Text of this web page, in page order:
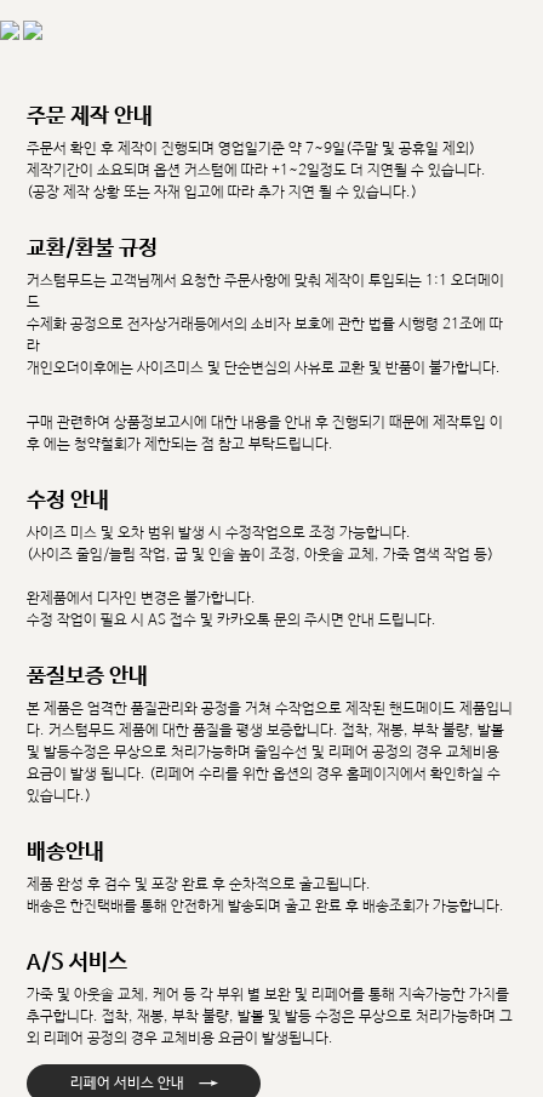
주문 제작 안내
주문서 확인 후 제작이 진행되며 영업일기준 약 7~9일(주말 및 공휴일 제외)
제작기간이 소요되며 옵션 커스텀에 따라 +1~2일정도 더 지연될 수 있습니다.
(공장 제작 상황 또는 자재 입고에 따라 추가 지연 될 수 있습니다.)
교환/환불 규정
커스텀무드는 고객님께서 요청한 주문사항에 맞춰 제작이 투입되는 1:1 오더메이
드
수제화 공정으로 전자상거래등에서의 소비자 보호에 관한 법률 시행령 21조에 따
라
개인오더이후에는 사이즈미스 및 단순변심의 사유로 교환 및 반품이 불가합니다.
구매 관련하여 상품정보고시에 대한 내용을 안내 후 진행되기 때문에 제작투입 이
후 에는 청약철회가 제한되는 점 참고 부탁드립니다.
수정 안내
사이즈 미스 및 오차 범위 발생 시 수정작업으로 조정 가능합니다.
(사이즈 줄임/늘림 작업, 굽 및 인솔 높이 조정, 아웃솔 교체, 가죽 염색 작업 등)
완제품에서 디자인 변경은 불가합니다.
수정 작업이 필요 시 AS 접수 및 카카오톡 문의 주시면 안내 드립니다.
품질보증 안내
본 제품은 엄격한 품질관리와 공정을 거쳐 수작업으로 제작된 핸드메이드 제품입니
다. 커스텀무드 제품에 대한 품질을 평생 보증합니다. 접착, 재봉, 부착 불량, 발볼
및 발등수정은 무상으로 처리가능하며 줄임수선 및 리페어 공정의 경우 교체비용
요금이 발생 됩니다. (리페어 수리를 위한 옵션의 경우 홈페이지에서 확인하실 수
있습니다.)
배송안내
제품 완성 후 검수 및 포장 완료 후 순차적으로 출고됩니다.
배송은 한진택배를 통해 안전하게 발송되며 출고 완료 후 배송조회가 가능합니다.
A/S 서비스
가죽 및 아웃솔 교체, 케어 등 각 부위 별 보완 및 리페어를 통해 지속가능한 가치를
추구합니다. 접착, 재봉, 부착 불량, 발볼 및 발등 수정은 무상으로 처리가능하며 그
외 리페어 공정의 경우 교체비용 요금이 발생됩니다.
리페어 서비스 안내 →